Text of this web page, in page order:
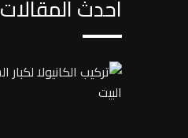
احدث المقالات